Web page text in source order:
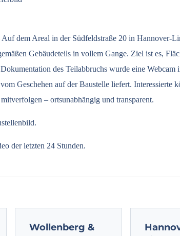
Auf dem Areal in der Südfeldstraße 20 in Hannover-
Gebäudeteils in vollem Gange. Ziel ist es,
des Teilabbruchs wurde eine Webcam
Geschehen auf der Baustelle liefert. Interessierte
– ortsunabhängig und transparent.
.
der letzten 24 Stunden.
Wollenberg &